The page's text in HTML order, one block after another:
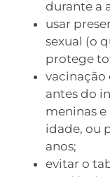
durante a
usar
sexual (o
protege
vacinação
antes do
meninas e
idade, ou
anos;
evitar o